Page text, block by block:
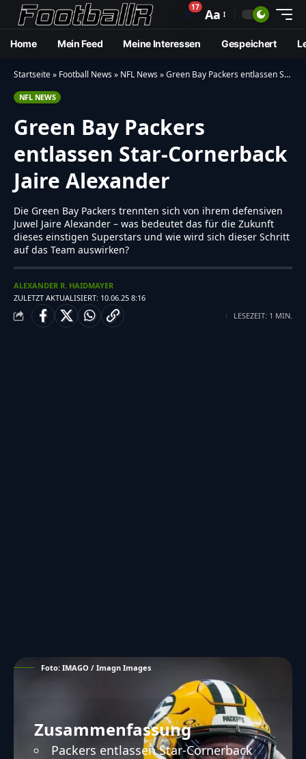
🔔17 Aa
Home Mein Feed Meine Interessen Gespeichert
Startseite» Football News» NFL News»Green Bay Packers entlassen Star-Cornerback Jaire Alexander
NFL NEWS
Green Bay Packers
entlassen Star-Cornerback
Jaire Alexander
Die Green Bay Packers trennten sich von ihrem defensiven
Juwel Jaire Alexander – was bedeutet das für die Zukunft
dieses einstigen Superstars und wie wird sich dieser Schritt
auf das Team auswirken?
ZULETZT AKTUALISIERT: 10.06.25 8:16
ALEXANDER R. HAIDMAYER
LESEZEIT: 1 MIN.
Foto: IMAGO / Imagn Images
Zusammenfassung
Packers entlassen Star-Cornerback